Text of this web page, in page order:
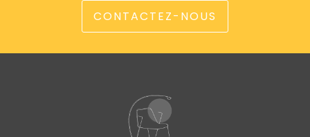
CONTACTEZ-NOUS